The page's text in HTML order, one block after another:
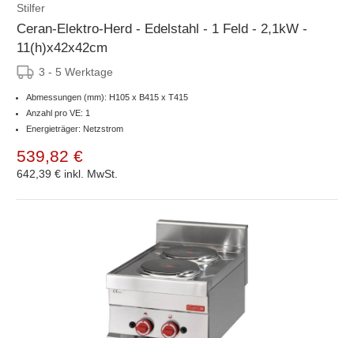
Stilfer
Ceran-Elektro-Herd - Edelstahl - 1 Feld - 2,1kW -
11(h)x42x42cm
3 - 5 Werktage
Abmessungen (mm): H105 x B415 x T415
Anzahl pro VE: 1
Energieträger: Netzstrom
539,82 €
642,39 € inkl. MwSt.